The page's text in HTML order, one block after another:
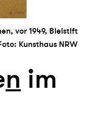
vor 1949, Bleistift
Kunsthaus NRW
n im